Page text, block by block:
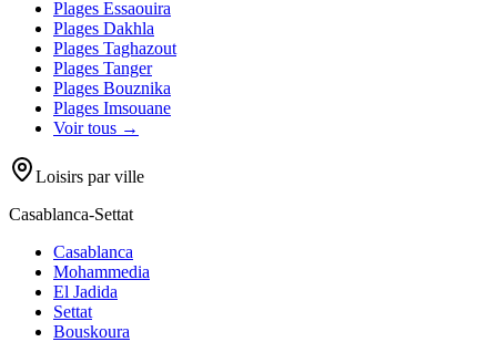
Plages Essaouira
Plages Dakhla
Plages Taghazout
Plages Tanger
Plages Bouznika
Plages Imsouane
Voir tous →
Loisirs par ville
Casablanca-Settat
Casablanca
Mohammedia
El Jadida
Settat
Bouskoura